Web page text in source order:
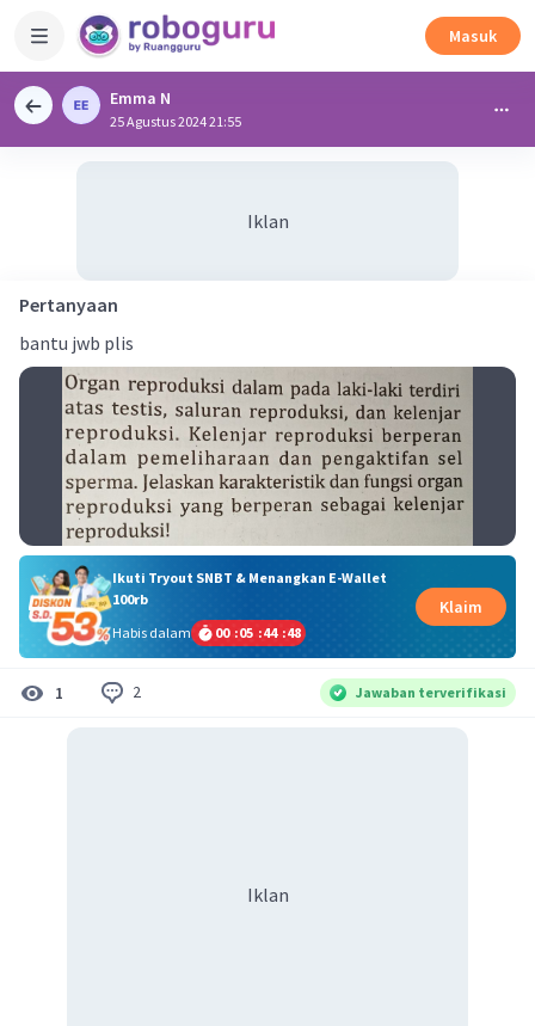
Masuk
Emma N
25 Agustus 2024 21:55
Iklan
Pertanyaan
bantu jwb plis
Ikuti Tryout SNBT & Menangkan E-Wallet
100rb
Habis dalam
00 :05 :44 :47
Klaim
1 2 Jawaban terverifikasi
Iklan